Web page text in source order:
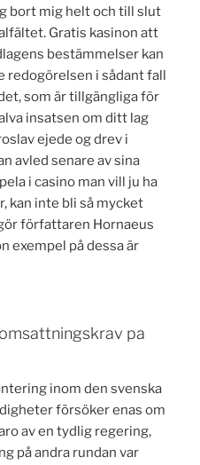
bort mig helt och till slut
Gratis kasinon att
bestämmelser kan
redogörelsen i sådant fall
som är tillgängliga för
insatsen om ditt lag
ejede og drev i
avled senare av sina
i casino man vill ju ha
kan inte bli så mycket
författaren Hornaeus
exempel på dessa är
pa
inom den svenska
försöker enas om
av en tydlig regering,
på andra rundan var